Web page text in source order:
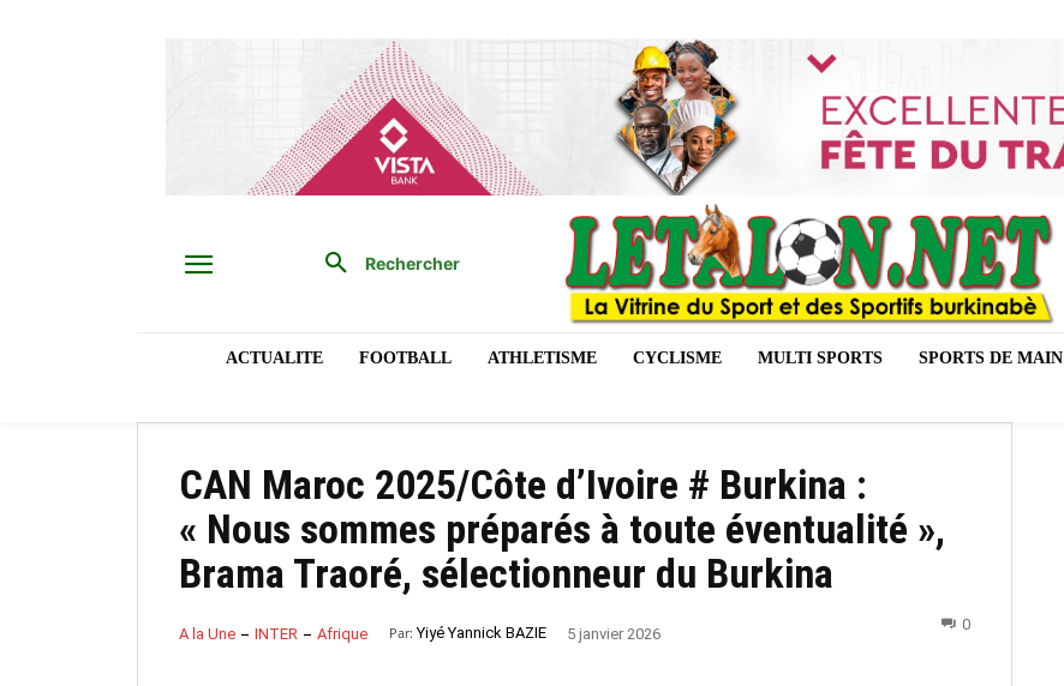
Rechercher
ACTUALITE FOOTBALL ATHLETISME CYCLISME MULTI SPORTS SPORTS DE MAIN
CAN Maroc 2025/Côte d’Ivoire # Burkina :
« Nous sommes préparés à toute éventualité »,
Brama Traoré, sélectionneur du Burkina
A la Une INTER Afrique Par: Yiyé Yannick BAZIE 5 janvier 2026
0